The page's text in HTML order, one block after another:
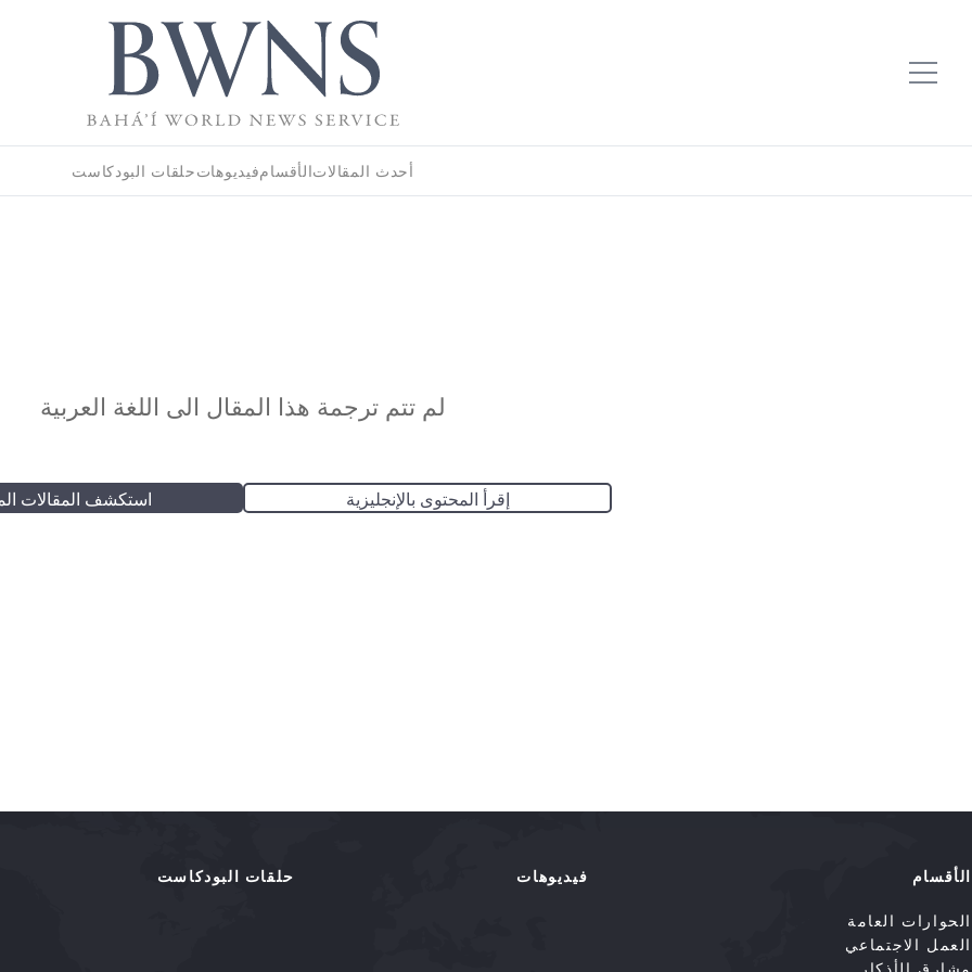
أحدث المقالاتالأقسامفيديوهاتحلقات البودكاست
لم تتم ترجمة هذا المقال الى اللغة العربية
إقرأ المحتوى بالإنجليزية استكشف المقالات
الأقسام
الحوارات العامة
العمل الاجتماعي
مشارق الأذكار
فيديوهات حلقات البودكاست